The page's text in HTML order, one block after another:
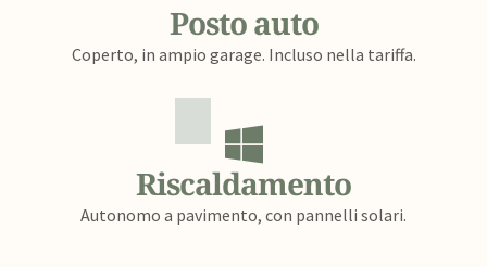
Posto auto
Coperto, in ampio garage. Incluso nella tariffa.
Riscaldamento
Autonomo a pavimento, con pannelli solari.